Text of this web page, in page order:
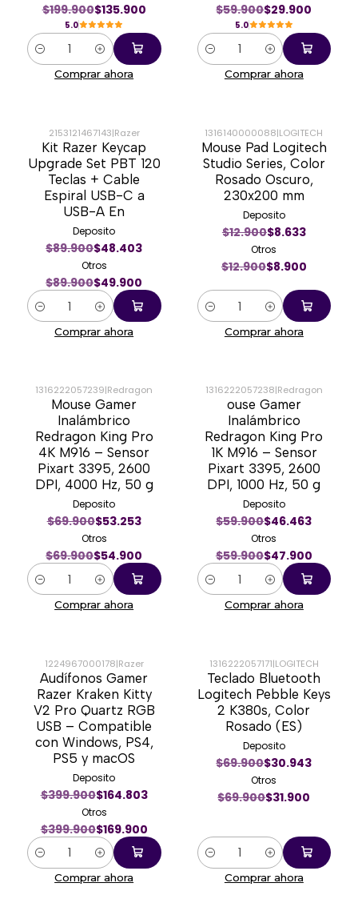
$199.900$135.900
5.0
Cantidad
Comprar ahora
$59.900$29.900
5.0
Cantidad
Comprar ahora
-44%
2153121467143|Razer
Kit Razer Keycap
Upgrade Set PBT 120
Teclas + Cable
Espiral USB-C a
USB-A En
Deposito
$89.900$48.403
Otros
$89.900$49.900
Cantidad
Comprar ahora
-31%
1316140000088|LOGITECH
Mouse Pad Logitech
Studio Series, Color
Rosado Oscuro,
230x200 mm
Deposito
$12.900$8.633
Otros
$12.900$8.900
Cantidad
Comprar ahora
-21%
1316222057239|Redragon
Mouse Gamer
Inalámbrico
Redragon King Pro
4K M916 – Sensor
Pixart 3395, 2600
DPI, 4000 Hz, 50 g
Deposito
$69.900$53.253
Otros
$69.900$54.900
Cantidad
Comprar ahora
-20%
1316222057238|Redragon
ouse Gamer
Inalámbrico
Redragon King Pro
1K M916 – Sensor
Pixart 3395, 2600
DPI, 1000 Hz, 50 g
Deposito
$59.900$46.463
Otros
$59.900$47.900
Cantidad
Comprar ahora
-58%
1224967000178|Razer
Audífonos Gamer
Razer Kraken Kitty
V2 Pro Quartz RGB
USB – Compatible
con Windows, PS4,
PS5 y macOS
Deposito
$399.900$164.803
Otros
$399.900$169.900
Cantidad
Comprar ahora
-54%
1316222057171|LOGITECH
Teclado Bluetooth
Logitech Pebble Keys
2 K380s, Color
Rosado (ES)
Deposito
$69.900$30.943
Otros
$69.900$31.900
Cantidad
Comprar ahora